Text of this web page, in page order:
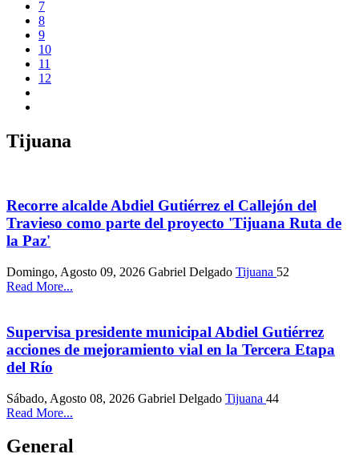
7
8
9
10
11
12
Tijuana
Recorre alcalde Abdiel Gutiérrez el Callejón del
Travieso como parte del proyecto 'Tijuana Ruta de
la Paz'
Domingo, Agosto 09, 2026 Gabriel Delgado Tijuana 52
Read More...
Supervisa presidente municipal Abdiel Gutiérrez
acciones de mejoramiento vial en la Tercera Etapa
del Río
Sábado, Agosto 08, 2026 Gabriel Delgado Tijuana 44
Read More...
General